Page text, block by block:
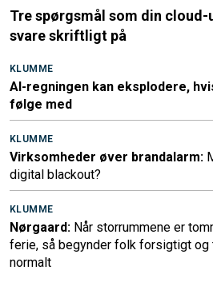
Tre spørgsmål som din cloud-
svare skriftligt på
KLUMME
AI-regningen kan eksplodere,
følge med
KLUMME
Virksomheder øver brandalarm:
digital blackout?
KLUMME
Nørgaard: Når storrummene er
ferie, så begynder folk forsigtigt
normalt